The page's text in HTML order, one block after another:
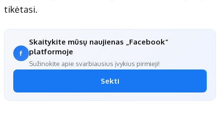
tikėtasi.
Skaitykite mūsų naujienas „Facebook“
platformoje
Sužinokite apie svarbiausius įvykius pirmieji!
Sekti